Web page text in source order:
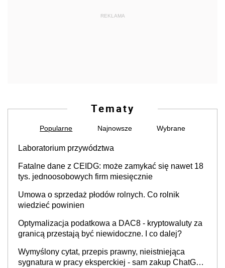
REKLAMA
Tematy
Popularne Najnowsze Wybrane
Laboratorium przywództwa
Fatalne dane z CEIDG: może zamykać się nawet 18
tys. jednoosobowych firm miesięcznie
Umowa o sprzedaż płodów rolnych. Co rolnik
wiedzieć powinien
Optymalizacja podatkowa a DAC8 - kryptowaluty za
granicą przestają być niewidoczne. I co dalej?
Wymyślony cytat, przepis prawny, nieistniejąca
sygnatura w pracy eksperckiej - sam zakup ChatGPT